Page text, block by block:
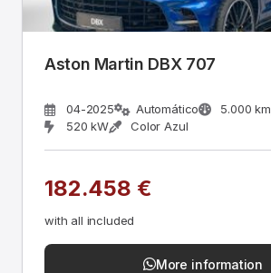
Aston Martin DBX 707
04-2025 Automático 5.000 km
520 kW
Color Azul
182.458 €
with all included
More information